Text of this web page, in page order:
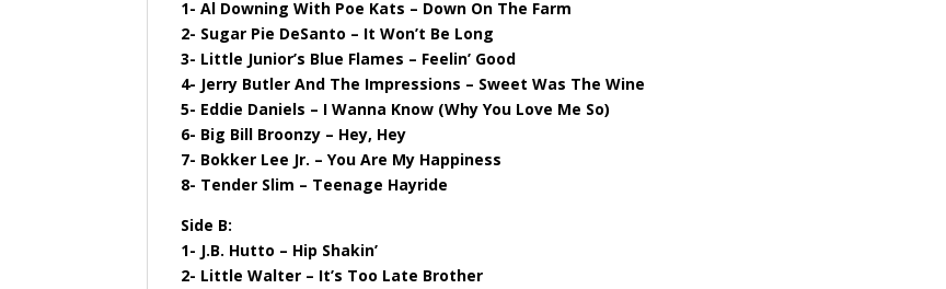
1- Al Downing With Poe Kats – Down On The Farm
2- Sugar Pie DeSanto – It Won’t Be Long
3- Little Junior’s Blue Flames – Feelin’ Good
4- Jerry Butler And The Impressions – Sweet Was The Wine
5- Eddie Daniels – I Wanna Know (Why You Love Me So)
6- Big Bill Broonzy – Hey, Hey
7- Bokker Lee Jr. – You Are My Happiness
8- Tender Slim – Teenage Hayride
Side B:
1- J.B. Hutto – Hip Shakin’
2- Little Walter – It’s Too Late Brother